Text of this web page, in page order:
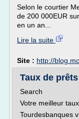
Selon le courtier
de 200 000EUR
en un an...
Lire la suite
Site : http://
Taux de
Search
Votre meilleur
Tourdesbanques